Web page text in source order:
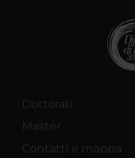
Dottorati
Master
Contatti e mappa